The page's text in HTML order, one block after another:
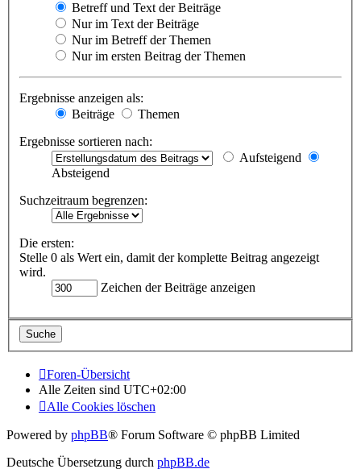
Betreff und Text der Beiträge
Nur im Text der Beiträge
Nur im Betreff der Themen
Nur im ersten Beitrag der Themen
Ergebnisse anzeigen als:
Beiträge
Themen
Ergebnisse sortieren nach:
Aufsteigend
Absteigend
Suchzeitraum begrenzen:
Die ersten:
Stelle 0 als Wert ein, damit der komplette Beitrag angezeigt
wird.
Zeichen der Beiträge anzeigen
Foren-Übersicht
Alle Zeiten sind UTC+02:00
Alle Cookies löschen
Powered by phpBB® Forum Software © phpBB Limited
Deutsche Übersetzung durch phpBB.de